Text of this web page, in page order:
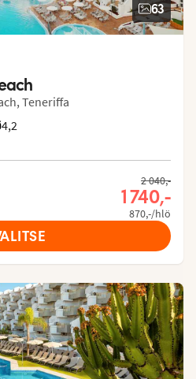
63
Teneriffa
arviot: 4.401/5
4,2
Arvostelut Tripadvisorista: 4.2 of 5
2 040,-
1 740,-
870,-/hlö